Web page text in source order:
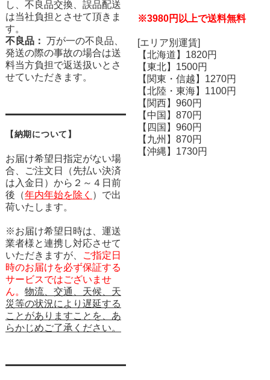
し、不良品交換、誤品配送
は当社負担とさせて頂きま
す。
不良品： 万が一の不良品、
発送の際の事故の場合は送
料当方負担で返送扱いとさ
せていただきます。
【納期について】
お届け希望日指定がない場
合、ご注文日（先払い決済
は入金日）から２～４日前
後（年内年始を除く ）で出
荷いたします。
※お届け希望日時は、運送
業者様と連携し対応させて
いただきますが、
ご指定日
時のお届けを必ず保証する
サービスではございませ
ん。 物流、交通、天候、天
災等の状況により遅延する
ことがありますことを、あ
らかじめご了承ください。
※3980円以上で送料無料
[エリア別運賃]
【北海道】1820円
【東北】1500円
【関東・信越】1270円
【北陸・東海】1100円
【関西】960円
【中国】870円
【四国】960円
【九州】870円
【沖縄】1730円